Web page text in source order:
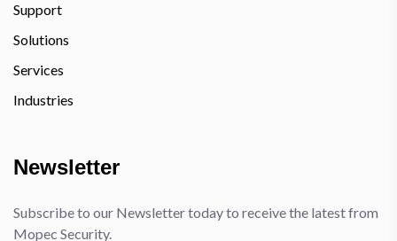
Support
Solutions
Services
Industries
Newsletter
Subscribe to our Newsletter today to receive the latest from
Mopec Security.